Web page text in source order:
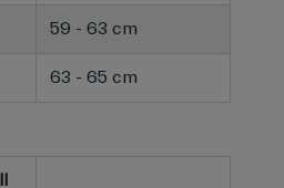
59 - 63 cm
63 - 65 cm